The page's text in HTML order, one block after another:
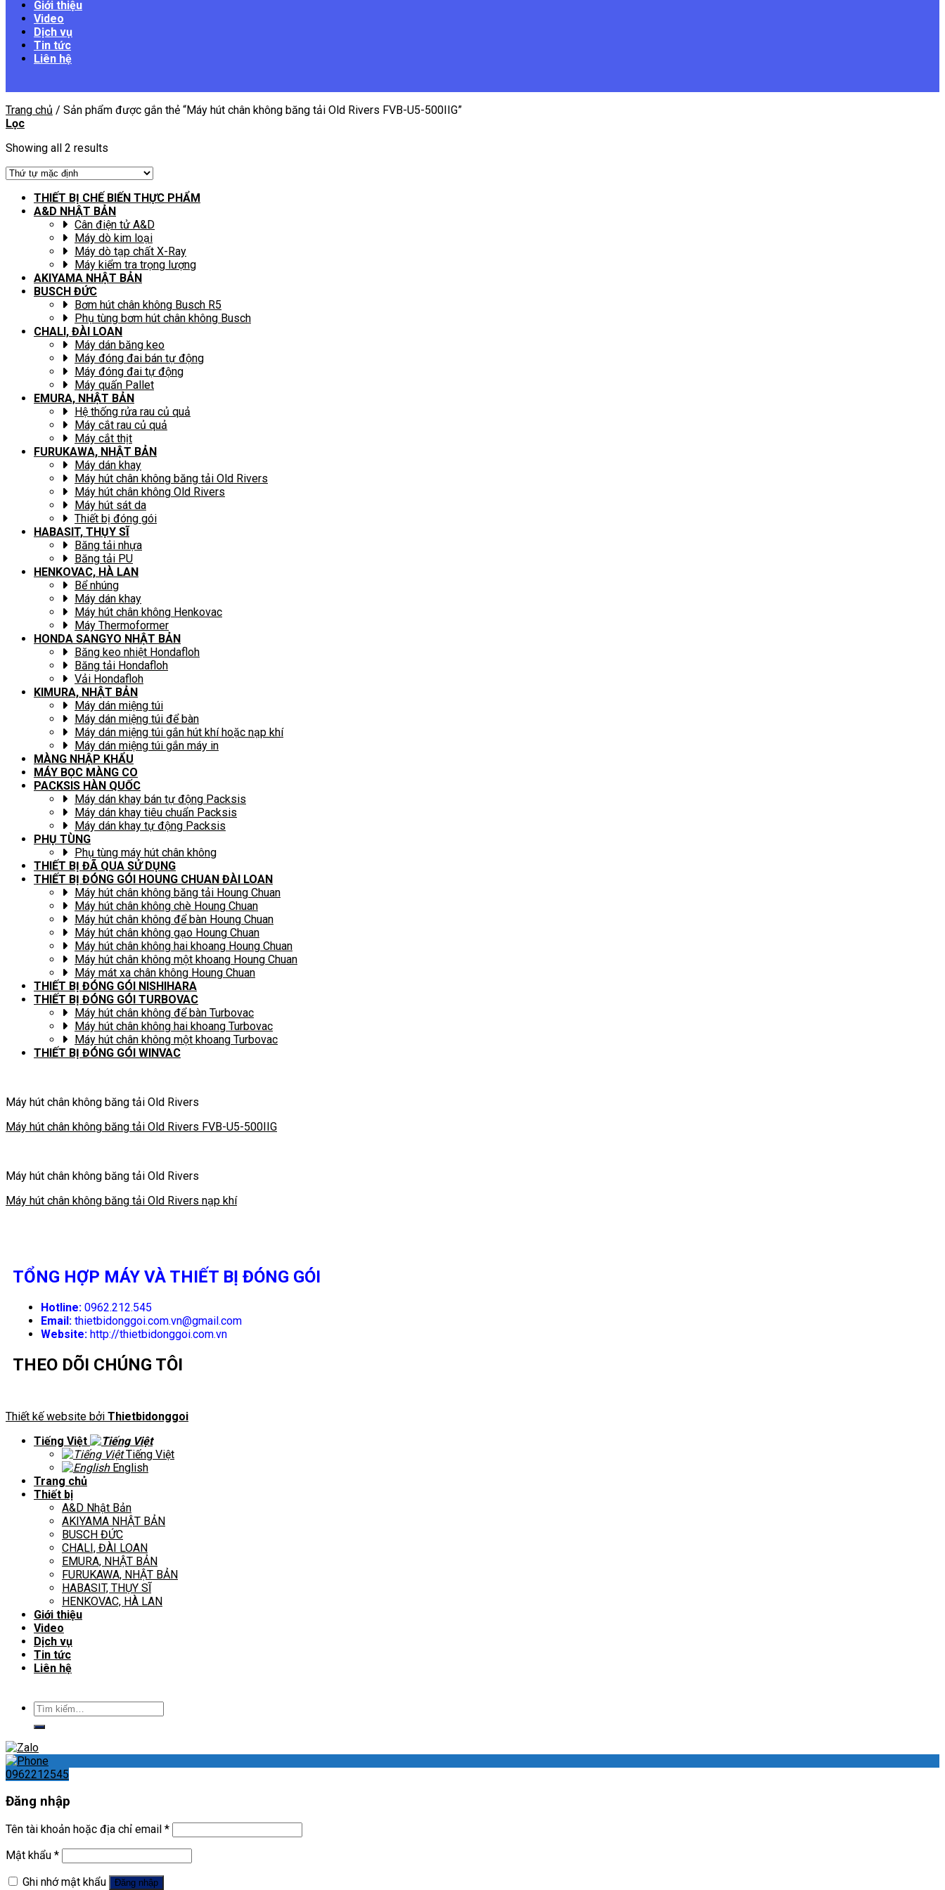
Giới thiệu
Video
Dịch vụ
Tin tức
Liên hệ
Trang chủ / Sản phẩm được gắn thẻ “Máy hút chân không băng tải Old Rivers FVB-U5-500IIG”
Lọc
Showing all 2 results
THIẾT BỊ CHẾ BIẾN THỰC PHẨM
A&D NHẬT BẢN
Cân điện tử A&D
Máy dò kim loại
Máy dò tạp chất X-Ray
Máy kiểm tra trọng lượng
AKIYAMA NHẬT BẢN
BUSCH ĐỨC
Bơm hút chân không Busch R5
Phụ tùng bơm hút chân không Busch
CHALI, ĐÀI LOAN
Máy dán băng keo
Máy đóng đai bán tự động
Máy đóng đai tự động
Máy quấn Pallet
EMURA, NHẬT BẢN
Hệ thống rửa rau củ quả
Máy cắt rau củ quả
Máy cắt thịt
FURUKAWA, NHẬT BẢN
Máy dán khay
Máy hút chân không băng tải Old Rivers
Máy hút chân không Old Rivers
Máy hút sát da
Thiết bị đóng gói
HABASIT, THỤY SĨ
Băng tải nhựa
Băng tải PU
HENKOVAC, HÀ LAN
Bể nhúng
Máy dán khay
Máy hút chân không Henkovac
Máy Thermoformer
HONDA SANGYO NHẬT BẢN
Băng keo nhiệt Hondafloh
Băng tải Hondafloh
Vải Hondafloh
KIMURA, NHẬT BẢN
Máy dán miệng túi
Máy dán miệng túi để bàn
Máy dán miệng túi gắn hút khí hoặc nạp khí
Máy dán miệng túi gắn máy in
MÀNG NHẬP KHẨU
MÁY BỌC MÀNG CO
PACKSIS HÀN QUỐC
Máy dán khay bán tự động Packsis
Máy dán khay tiêu chuẩn Packsis
Máy dán khay tự động Packsis
PHỤ TÙNG
Phụ tùng máy hút chân không
THIẾT BỊ ĐÃ QUA SỬ DỤNG
THIẾT BỊ ĐÓNG GÓI HOUNG CHUAN ĐÀI LOAN
Máy hút chân không băng tải Houng Chuan
Máy hút chân không chè Houng Chuan
Máy hút chân không để bàn Houng Chuan
Máy hút chân không gạo Houng Chuan
Máy hút chân không hai khoang Houng Chuan
Máy hút chân không một khoang Houng Chuan
Máy mát xa chân không Houng Chuan
THIẾT BỊ ĐÓNG GÓI NISHIHARA
THIẾT BỊ ĐÓNG GÓI TURBOVAC
Máy hút chân không để bàn Turbovac
Máy hút chân không hai khoang Turbovac
Máy hút chân không một khoang Turbovac
THIẾT BỊ ĐÓNG GÓI WINVAC
Máy hút chân không băng tải Old Rivers
Máy hút chân không băng tải Old Rivers FVB-U5-500IIG
Máy hút chân không băng tải Old Rivers
Máy hút chân không băng tải Old Rivers nạp khí
TỔNG HỢP MÁY VÀ THIẾT BỊ ĐÓNG GÓI
Hotline: 0962.212.545
Email: thietbidonggoi.com.vn@gmail.com
Website: http://thietbidonggoi.com.vn
THEO DÕI CHÚNG TÔI
Thiết kế website bởi Thietbidonggoi
Tiếng Việt
Tiếng Việt
English
Trang chủ
Thiết bị
A&D Nhật Bản
AKIYAMA NHẬT BẢN
BUSCH ĐỨC
CHALI, ĐÀI LOAN
EMURA, NHẬT BẢN
FURUKAWA, NHẬT BẢN
HABASIT, THỤY SĨ
HENKOVAC, HÀ LAN
Giới thiệu
Video
Dịch vụ
Tin tức
Liên hệ
Tìm
kiếm:
0962212545
Đăng nhập
Tên tài khoản hoặc địa chỉ email *
Mật khẩu *
Ghi nhớ mật khẩu
Đăng nhập